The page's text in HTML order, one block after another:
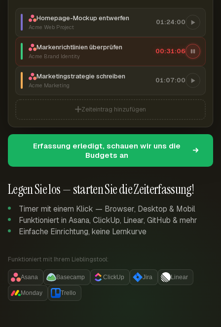
Legen Sie los — starten Sie die Zeiterfassung!
Timer mit einem Klick — Browser, Desktop & Mobil
Funktioniert in Asana, ClickUp, Linear, GitHub & mehr
Einfache Einrichtung, keine Lernkurve
Funktioniert mit Ihrem Lieblingstool:
Asana Basecamp ClickUp Jira Linear
Monday Trello
Homepage-Mockup entwerfen
Acme Web Project
01:24:00
Markenrichtlinien überprüfen
Acme Brand Identity
00:31:07
Marketingstrategie schreiben
Acme Marketing
01:07:00
Zeiteintrag hinzufügen
Erfassung erledigt, schauen wir uns die
Budgets an